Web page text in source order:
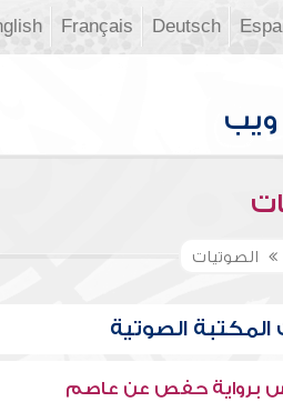
Deutsch
Français
الصوتيات
المكتبة الصوتية
برواية حفص عن عاصم